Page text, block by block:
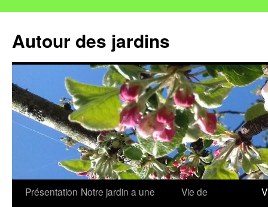
Autour des jardins
Aller
Présentation Notre jardin a une
Vie de